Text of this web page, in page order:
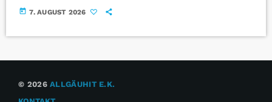
today 7. AUGUST 2026
© 2026ALLGÄUHIT E.K.